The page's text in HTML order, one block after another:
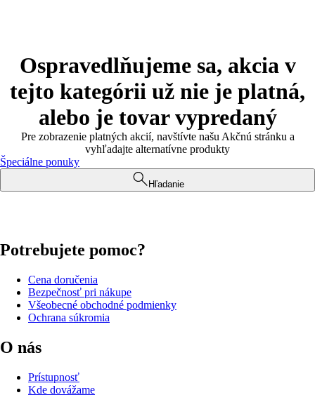
Ospravedlňujeme sa, akcia v
tejto kategórii už nie je platná,
alebo je tovar vypredaný
Pre zobrazenie platných akcií, navštívte našu Akčnú stránku a
vyhľadajte alternatívne produkty
Špeciálne ponuky
Hľadanie
Potrebujete pomoc?
Cena doručenia
Bezpečnosť pri nákupe
Všeobecné obchodné podmienky
Ochrana súkromia
O nás
Prístupnosť
Kde dovážame